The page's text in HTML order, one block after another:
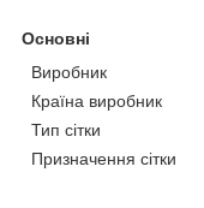
Основні
Виробник
Країна виробник
Тип сітки
Призначення сітки